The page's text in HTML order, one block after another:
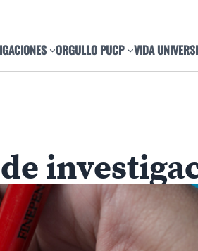
ORGULLO PUCP VIDA